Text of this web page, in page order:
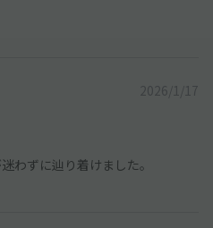
2026/1/17
わずに辿り着けました。